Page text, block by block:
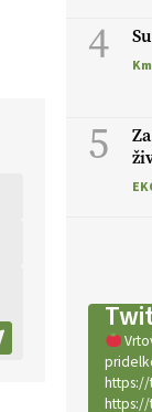
4
5
https://
https://